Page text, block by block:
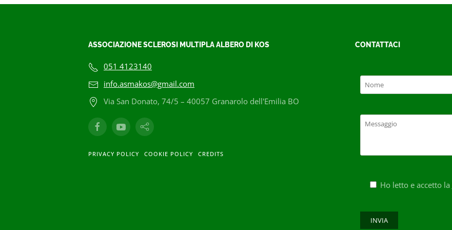
ASSOCIAZIONE SCLEROSI MULTIPLA ALBERO DI KOS
051 4123140
info.asmakos@gmail.com
Via San Donato, 74/5 – 40057 Granarolo dell'Emilia BO
PRIVACY POLICY COOKIE POLICY CREDITS
CONTATTACI
Ho letto e accetto la